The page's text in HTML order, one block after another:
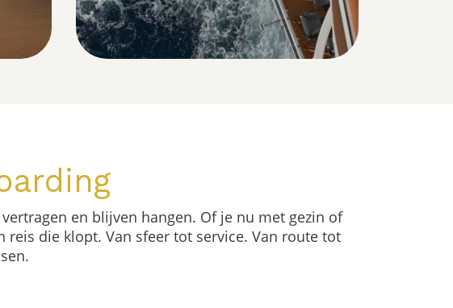
en blijven hangen. Of je nu met gezin of
die klopt. Van sfeer tot service. Van route tot